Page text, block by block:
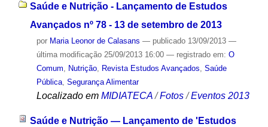
Saúde e Nutrição - Lançamento de Estudos
Avançados nº 78 - 13 de setembro de 2013
por Maria Leonor de Calasans — publicado13/09/2013 —
última modificação25/09/2013 16:00 — registrado em: O
Comum
Nutrição, Revista Estudos Avançados Saúde
Pública, Segurança Alimentar
Localizado em MIDIATECA /Fotos /Eventos 2013
Saúde e Nutrição — Lançamento de 'Estudos